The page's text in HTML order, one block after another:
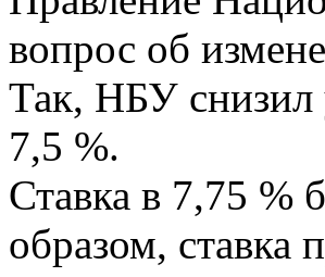
вопрос об
Так, НБУ снизил
7,5 %.
Ставка в 7,75 %
образом, ставка